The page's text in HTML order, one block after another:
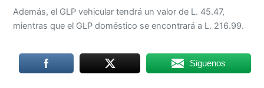
Además, el GLP vehicular tendrá un valor de L. 45.47,
mientras que el GLP doméstico se encontrará a L. 216.99.
Siguenos